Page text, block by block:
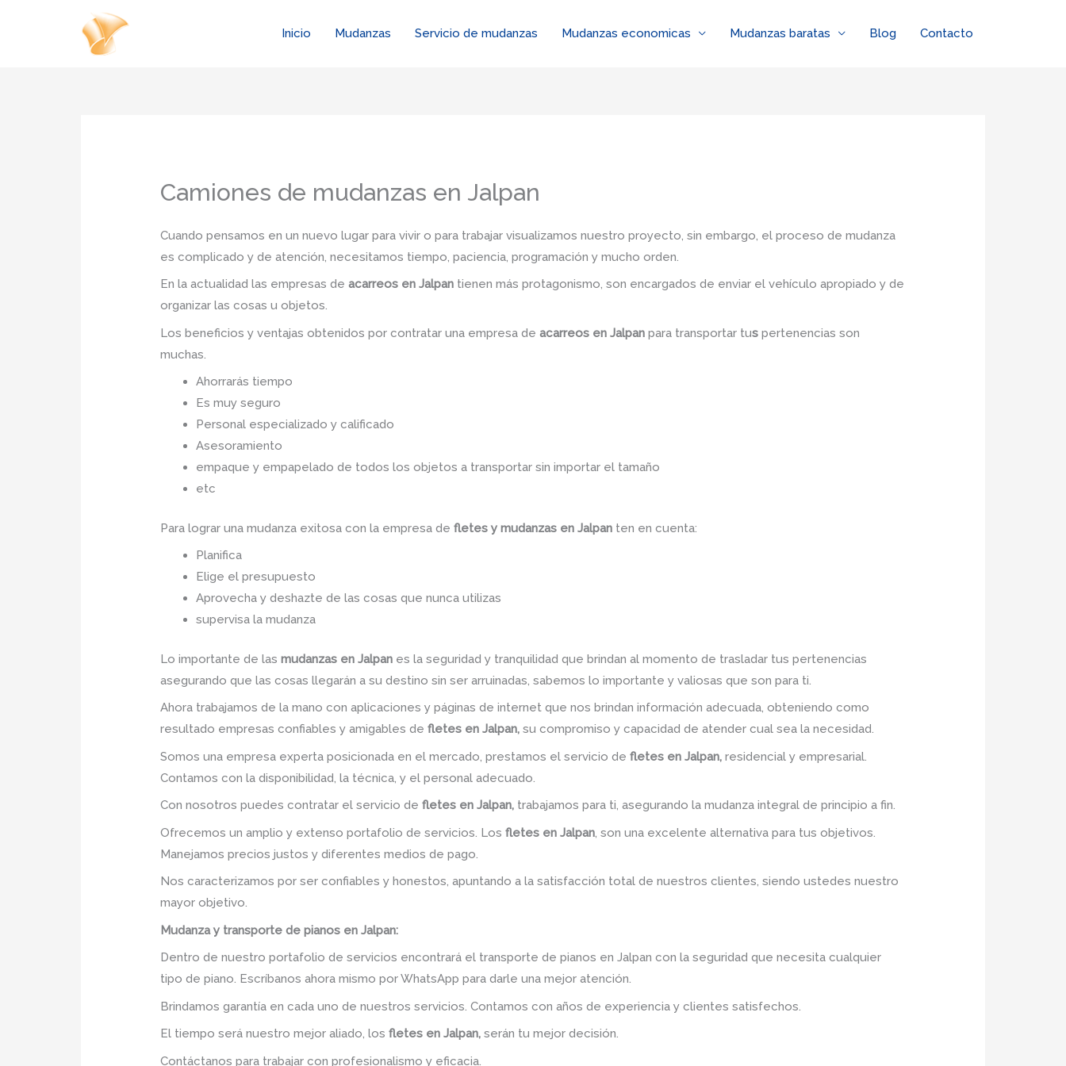
Inicio Mudanzas Servicio de mudanzas Mudanzas economicas Mudanzas baratas Blog Contacto
Camiones de mudanzas en Jalpan
Cuando pensamos en un nuevo lugar para vivir o para trabajar visualizamos nuestro proyecto, sin embargo, el proceso de mudanza
es complicado y de atención, necesitamos tiempo, paciencia, programación y mucho orden.
En la actualidad las empresas deacarreos en Jalpan tienen más protagonismo, son encargados de enviar el vehículo apropiado y de
organizar las cosas u objetos.
Los beneficios y ventajas obtenidos por contratar una empresa deacarreos en Jalpanpara transportar tuspertenencias son
muchas.
Ahorrarás tiempo
Es muy seguro
Personal especializado y calificado
Asesoramiento
empaque y empapelado de todos los objetos a transportar sin importar el tamaño
etc
Para lograr una mudanza exitosa con la empresa defletes y mudanzas en Jalpan ten en cuenta:
Planifica
Elige el presupuesto
Aprovecha y deshazte de las cosas que nunca utilizas
supervisa la mudanza
Lo importante de lasmudanzas en Jalpan es la seguridad y tranquilidad que brindan al momento de trasladar tus pertenencias
asegurando que las cosas llegarán a su destino sin ser arruinadas, sabemos lo importante y valiosas que son para ti.
Ahora trabajamos de la mano con aplicaciones y páginas de internet que nos brindan información adecuada, obteniendo como
resultado empresas confiables y amigables defletes en Jalpan,su compromiso y capacidad de atender cual sea la necesidad.
Somos una empresa experta posicionada en el mercado, prestamos el servicio defletes en Jalpan, residencial y empresarial.
Contamos con la disponibilidad, la técnica, y el personal adecuado.
Con nosotros puedes contratar el servicio defletes en Jalpan, trabajamos para ti, asegurando la mudanza integral de principio a fin.
Ofrecemos un amplio y extenso portafolio de servicios. Losfletes en Jalpan , son una excelente alternativa para tus objetivos.
Manejamos precios justos y diferentes medios de pago.
Nos caracterizamos por ser confiables y honestos, apuntando a la satisfacción total de nuestros clientes, siendo ustedes nuestro
mayor objetivo.
Mudanza y transporte de pianos en Jalpan:
Dentro de nuestro portafolio de servicios encontrará el transporte de pianos en Jalpan con la seguridad que necesita cualquier
tipo de piano. Escríbanos ahora mismo por WhatsApp para darle una mejor atención.
Brindamos garantía en cada uno de nuestros servicios. Contamos con años de experiencia y clientes satisfechos.
El tiempo será nuestro mejor aliado, losfletes en Jalpan,serán tu mejor decisión.
Contáctanos para trabajar con profesionalismo y eficacia.